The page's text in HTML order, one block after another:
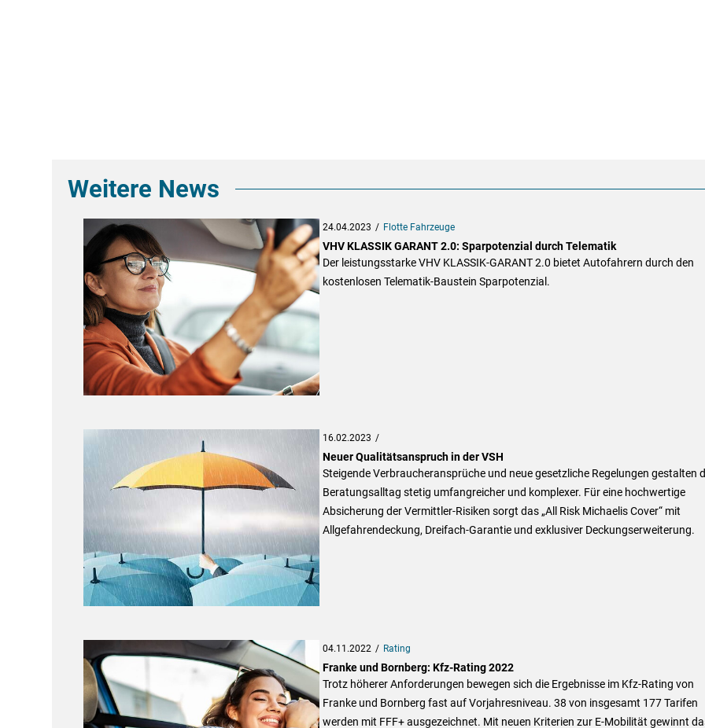
Weitere News
24.04.2023 Flotte Fahrzeuge
VHV KLASSIK GARANT 2.0: Sparpotenzial durch Telematik
Der leistungsstarke VHV KLASSIK-GARANT 2.0 bietet Autofahrern durch den
kostenlosen Telematik-Baustein Sparpotenzial.
16.02.2023
Neuer Qualitätsanspruch in der VSH
Steigende Verbraucheransprüche und neue gesetzliche Regelungen gestalten
Beratungsalltag stetig umfangreicher und komplexer. Für eine hochwertige
Absicherung der Vermittler-Risiken sorgt das „All Risk Michaelis Cover“ mit
Allgefahrendeckung, Dreifach-Garantie und exklusiver Deckungserweiterung.
04.11.2022 Rating
Franke und Bornberg: Kfz-Rating 2022
Trotz höherer Anforderungen bewegen sich die Ergebnisse im Kfz-Rating von
Franke und Bornberg fast auf Vorjahresniveau. 38 von insgesamt 177 Tarifen
werden mit FFF+ ausgezeichnet. Mit neuen Kriterien zur E-Mobilität gewinnt